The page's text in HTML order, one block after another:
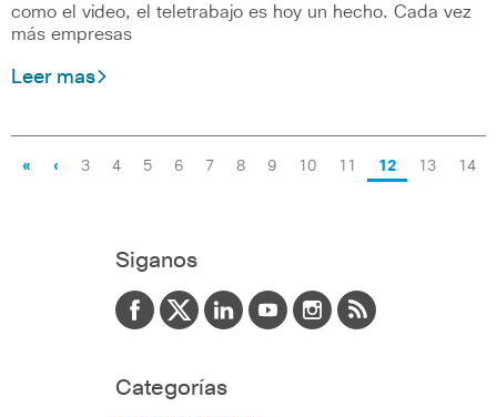
como el video, el teletrabajo es hoy un hecho. Cada vez
más empresas
Leer mas
« ‹ 3 4 5 6 7 8 9 10 11 12 13 14
Siganos
Categorías